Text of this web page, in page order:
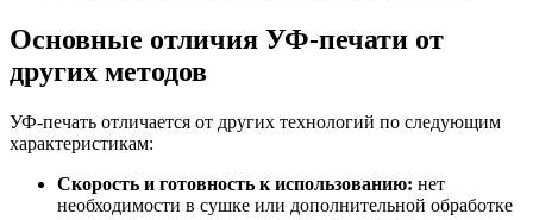
Основные отличия УФ-печати от
других методов
УФ-печать отличается от других технологий по следующим
характеристикам:
Скорость и готовность к использованию: нет
необходимости в сушке или дополнительной обработке